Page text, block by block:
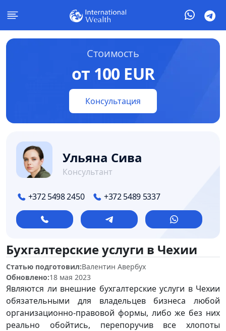
Стоимость
от 100 EUR
Консультация
Ульяна Сива
Консультант
+372 5498 2450 +372 5489 5337
Бухгалтерские услуги в Чехии
Статью подготовил:Валентин Авербух
Обновлено:18 мая 2023
Являются ли внешние бухгалтерские услуги в Чехии
обязательными для владельцев бизнеса любой
организационно-правовой формы, либо же без них
реально обойтись, перепоручив все хлопоты